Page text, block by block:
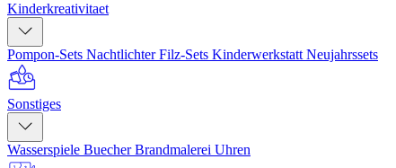
Kinderkreativitaet
Pompon-Sets NachtlichterFilz-Sets Kinderwerkstatt Neujahrssets
Sonstiges
Wasserspiele BuecherBrandmalerei Uhren